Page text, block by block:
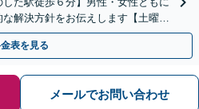
解決方針をお伝えします【土曜相
【プライバシー厳守】
表を見る
メールでお問い合わせ